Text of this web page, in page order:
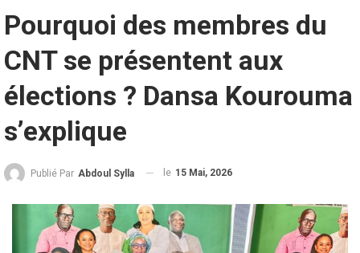
Pourquoi des membres du
CNT se présentent aux
élections ? Dansa Kourouma
s’explique
Publié Par Abdoul Sylla le 15 Mai, 2026